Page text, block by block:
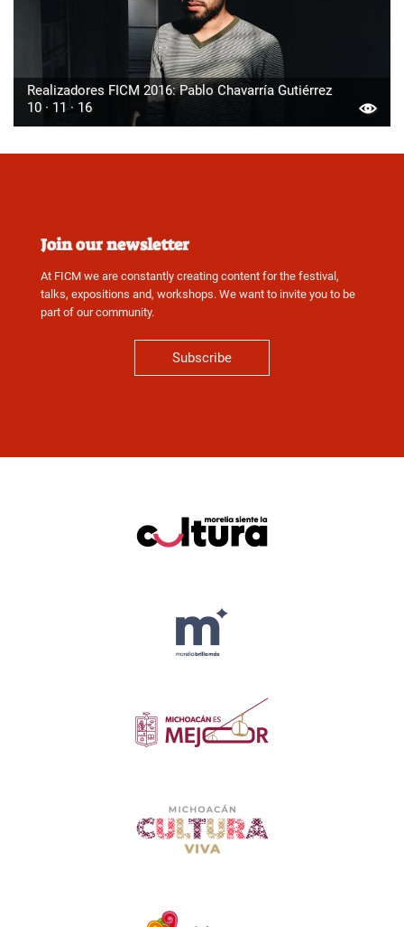
Realizadores FICM 2016: Pablo Chavarría Gutiérrez
10 · 11 · 16
Join our newsletter
At FICM we are constantly creating content for the festival,
talks, expositions and, workshops. We want to invite you to be
part of our community.
Subscribe